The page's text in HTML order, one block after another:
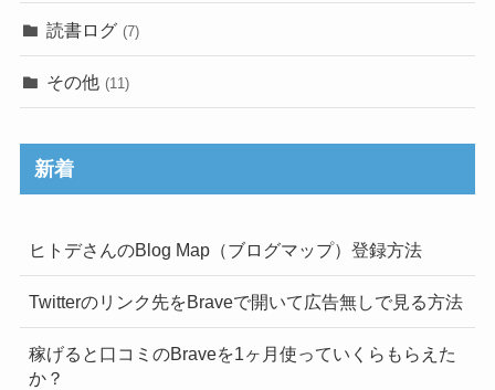
読書ログ (7)
その他 (11)
新着
ヒトデさんのBlog Map（ブログマップ）登録方法
Twitterのリンク先をBraveで開いて広告無しで見る方法
稼げると口コミのBraveを1ヶ月使っていくらもらえた
か？